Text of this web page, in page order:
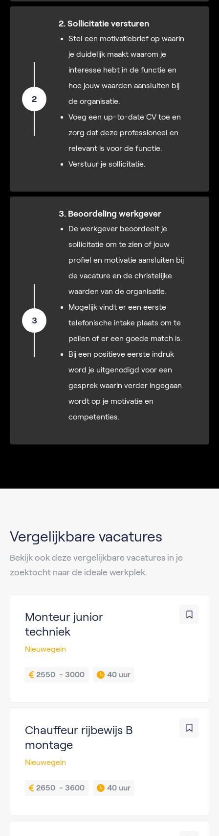
2
2. Sollicitatie versturen
Stel een motivatiebrief op waarin
je duidelijk maakt waarom je
interesse hebt in de functie en
hoe jouw waarden aansluiten bij
de organisatie.
Voeg een up-to-date CV toe en
zorg dat deze professioneel en
relevant is voor de functie.
Verstuur je sollicitatie.
3
3. Beoordeling werkgever
De werkgever beoordeelt je
sollicitatie om te zien of jouw
profiel en motivatie aansluiten bij
de vacature en de christelijke
waarden van de organisatie.
Mogelijk vindt er een eerste
telefonische intake plaats om te
peilen of er een goede match is.
Bij een positieve eerste indruk
word je uitgenodigd voor een
gesprek waarin verder ingegaan
wordt op je motivatie en
competenties.
Vergelijkbare vacatures
Bekijk ook deze vergelijkbare vacatures in je
zoektocht naar de ideale werkplek.
Monteur junior
techniek
Nieuwegein
2550  - 3000 40 uur
Chauffeur rijbewijs B
montage
Nieuwegein
2650  - 3600 40 uur